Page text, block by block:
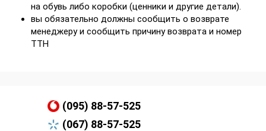
на обувь либо коробки (ценники и другие детали).
вы обязательно должны сообщить о возврате
менеджеру и сообщить причину возврата и номер
ТТН
(095) 88-57-525
(067) 88-57-525